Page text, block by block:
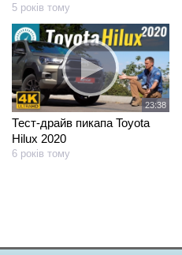
5 років тому
23:38
Тест-драйв пикапа Toyota
Hilux 2020
6 років тому